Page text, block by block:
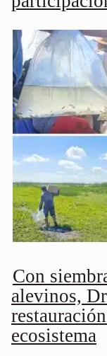
Con
alevinos,
ecosistema